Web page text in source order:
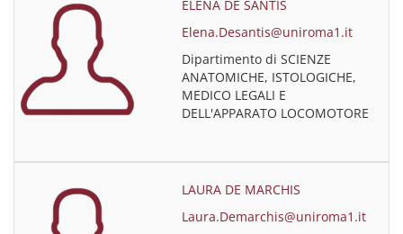
ELENA DE SANTIS
Elena.Desantis@uniroma1.it
Dipartimento di SCIENZE
ANATOMICHE, ISTOLOGICHE,
MEDICO LEGALI E
DELL'APPARATO LOCOMOTORE
LAURA DE MARCHIS
Laura.Demarchis@uniroma1.it